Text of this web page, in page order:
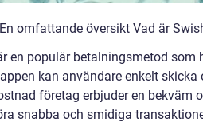
omfattande översikt Vad är
en populär betalningsmetod som
kan användare enkelt
företag erbjuder en bekväm
snabba och smidiga